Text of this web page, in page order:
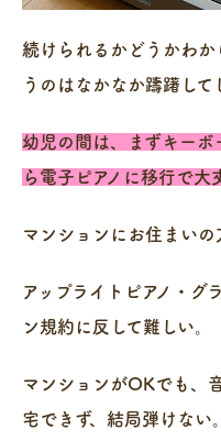
続けられるかどうかわか
うのはなかなか躊躇して
幼児の間は、まずキーボ
ら電子ピアノに移行で大
マンションにお住まいの
アップライトピアノ・グ
ン規約に反して難しい。
マンションがOKでも、
宅できず、結局弾けない。